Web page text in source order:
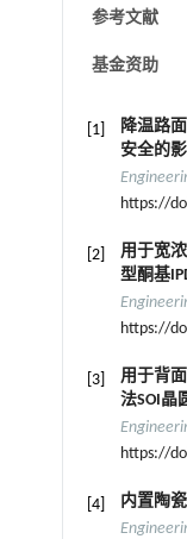
参考文献
基金资助
[1]
降温路
安全的
https://
[2]
用于宽
型酮基
https://
[3]
用于背
法SOI晶
https://
[4]
内置陶